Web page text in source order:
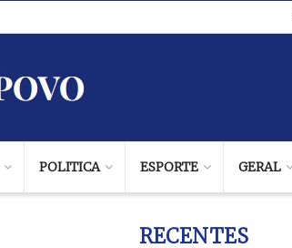
POLITICA ESPORTE GERAL
RECENTES